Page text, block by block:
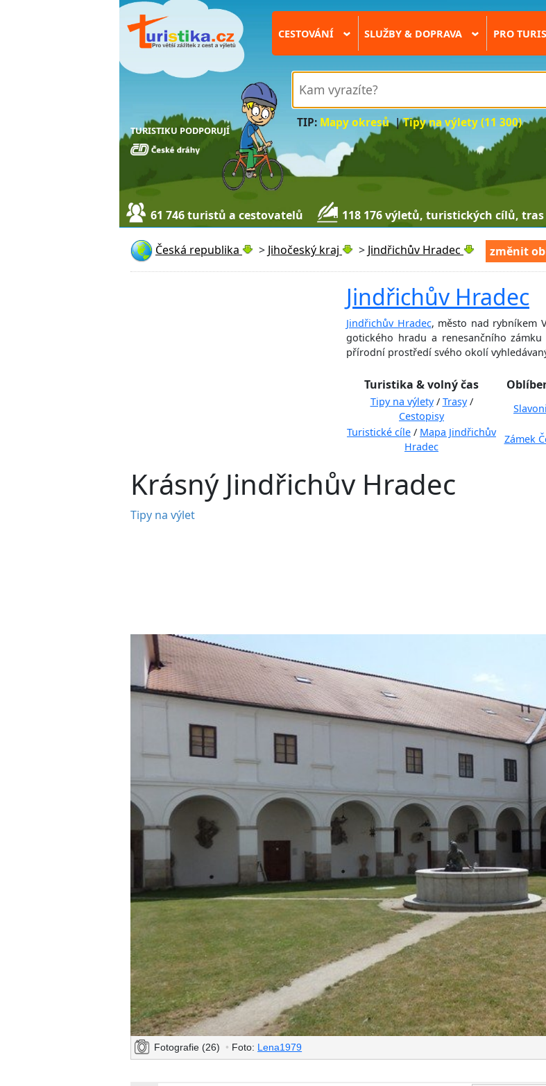
TURISTIKU PODPORUJÍ
CESTOVÁNÍ › SLUŽBY & DOPRAVA › PRO
TIP: Mapy okresů|Tipy na výlety (11 300)
61 746 turistů a cestovatelů 118 176 výletů, turistických cílů,
Česká republika > Jihočeský kraj > Jindřichův Hradec změnit
Jindřichův Hradec
Jindřichův Hradec, město nad rybníkem
gotického hradu a renesančního
přírodní prostředí svého okolí
Turistika & volný čas
Tipy na výlety/ Trasy/
Cestopisy
Turistické cíle / Mapa Jindřichův
Hradec
Zámek
Krásný Jindřichův Hradec
Tipy na výlet
Fotografie (26) • Foto: Lena1979